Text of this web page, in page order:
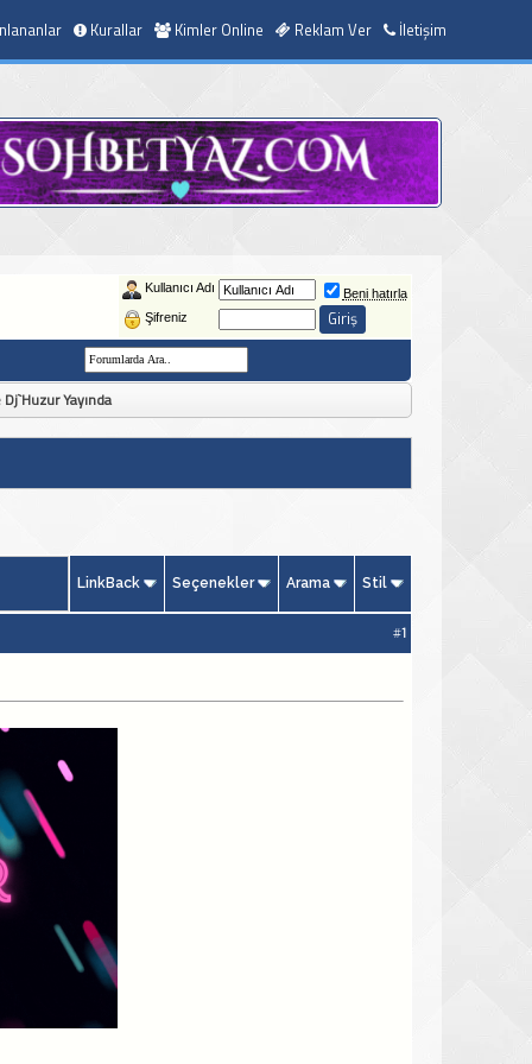
Kurallar Kimler Online Reklam Ver İletişim
Kullanıcı Adı
Beni hatırla
Şifreniz
Yayında
LinkBack Seçenekler Arama Stil
#1